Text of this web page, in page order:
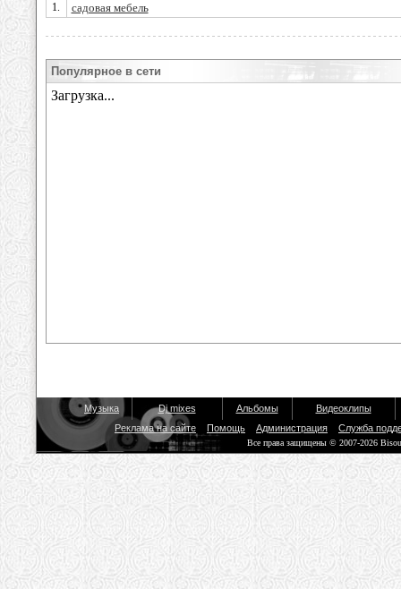
1. садовая мебель
Популярное в сети
Музыка Dj mixes Альбомы
Видеоклипы
Реклама на сайте
Помощь Администрация Служба
Все права защищены © 2007-2026